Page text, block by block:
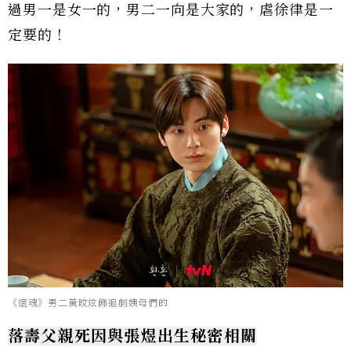
過男一是女一的，男二一向是大家的，虐徐律是一
定要的！
《還魂》男二黃旼炫飾追劇姨母們的
落壽父親死因與張煜出生秘密相關